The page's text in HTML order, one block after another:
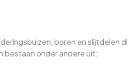
boren en slijtdelen
bestaan onder andere uit: